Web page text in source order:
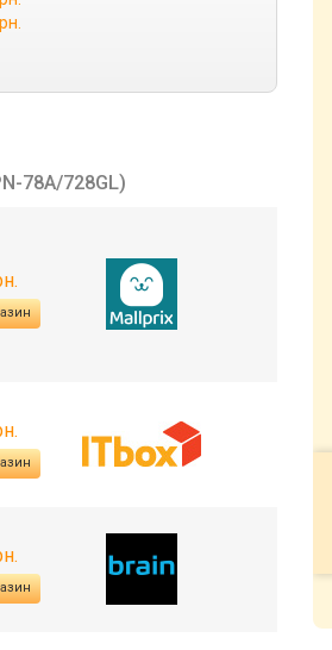
78A/728GL)